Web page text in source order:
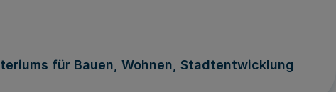
für Bauen, Wohnen, Stadtentwicklung